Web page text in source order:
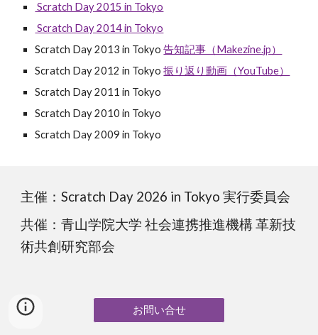
Scratch Day 2015 in Tokyo
Scratch Day 2014 in Tokyo
Scratch Day 2013 in Tokyo告知記事（Makezine.jp）
Scratch Day 2012 in Tokyo振り返り動画（YouTube）
Scratch Day 2011 in Tokyo
Scratch Day 2010 in Tokyo
Scratch Day 2009 in Tokyo
主催：Scratch Day 2026 in Tokyo 実行委員会
共催：青山学院大学 社会連携推進機構 革新技
術共創研究部会
お問い合せ